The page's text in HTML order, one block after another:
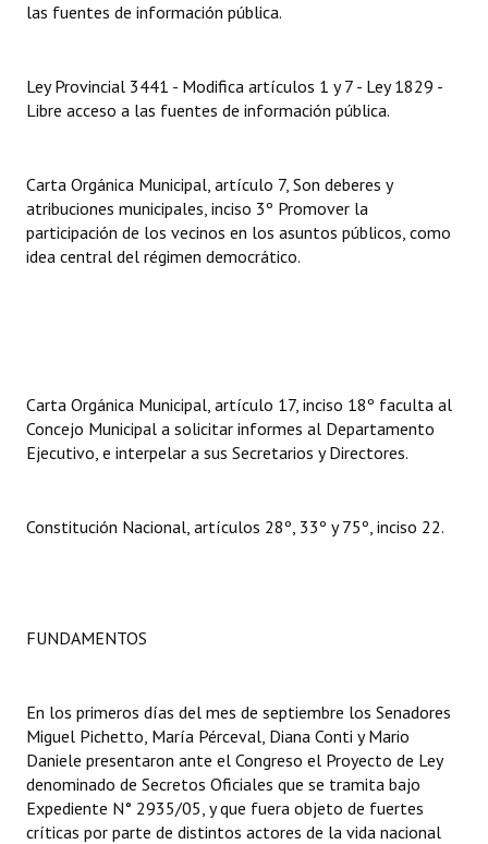
Bariloche, Municipio intercultural
REFORMA DE LA CARTA ORGÁNICA
las fuentes de información pública.
Ley Provincial 3441 - Modifica artículos 1 y 7 - Ley 1829 -
Libre acceso a las fuentes de información pública.
Carta Orgánica Municipal, artículo 7, Son deberes y
atribuciones municipales, inciso 3º Promover la
participación de los vecinos en los asuntos públicos, como
idea central del régimen democrático.
Carta Orgánica Municipal, artículo 17, inciso 18º faculta al
Concejo Municipal a solicitar informes al Departamento
Ejecutivo, e interpelar a sus Secretarios y Directores.
Constitución Nacional, artículos 28º, 33º y 75º, inciso 22.
FUNDAMENTOS
En los primeros días del mes de septiembre los Senadores
Miguel Pichetto, María Pérceval, Diana Conti y Mario
Daniele presentaron ante el Congreso el Proyecto de Ley
denominado de Secretos Oficiales que se tramita bajo
Expediente N° 2935/05, y que fuera objeto de fuertes
críticas por parte de distintos actores de la vida nacional